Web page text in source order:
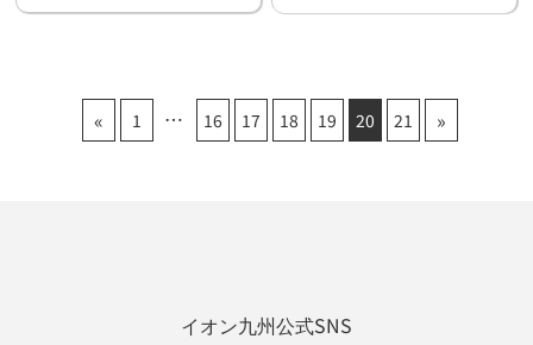
« 1 16 17 18 19 20 21 »
イオン九州公式SNS